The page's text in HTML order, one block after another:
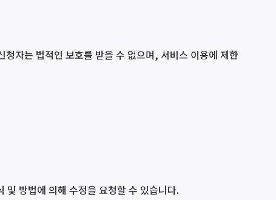
자는 법적인 보호를 받을 수 없으며, 서비스 이용에 제한
방법에 의해 수정을 요청할 수 있습니다.